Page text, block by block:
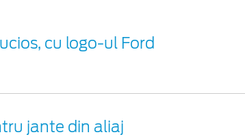
cu logo-ul Ford
jante din aliaj